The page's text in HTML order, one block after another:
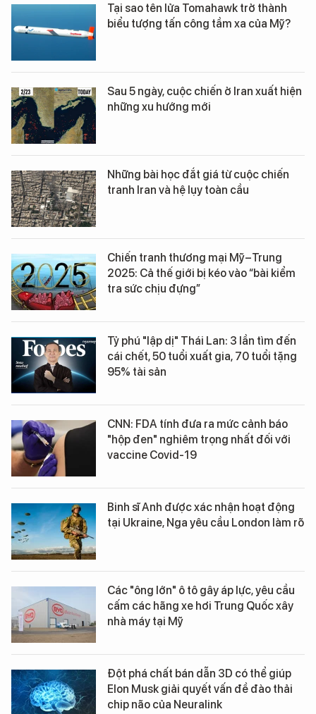
Tại sao tên lửa Tomahawk trở thành
biểu tượng tấn công tầm xa của Mỹ?
Sau 5 ngày, cuộc chiến ở Iran xuất hiện
những xu hướng mới
Những bài học đắt giá từ cuộc chiến
tranh Iran và hệ lụy toàn cầu
Chiến tranh thương mại Mỹ–Trung
2025: Cả thế giới bị kéo vào “bài kiểm
tra sức chịu đựng”
Tỷ phú "lập dị" Thái Lan: 3 lần tìm đến
cái chết, 50 tuổi xuất gia, 70 tuổi tặng
95% tài sản
CNN: FDA tính đưa ra mức cảnh báo
"hộp đen" nghiêm trọng nhất đối với
vaccine Covid-19
Binh sĩ Anh được xác nhận hoạt động
tại Ukraine, Nga yêu cầu London làm rõ
Các "ông lớn" ô tô gây áp lực, yêu cầu
cấm các hãng xe hơi Trung Quốc xây
nhà máy tại Mỹ
Đột phá chất bán dẫn 3D có thể giúp
Elon Musk giải quyết vấn đề đào thải
chip não của Neuralink